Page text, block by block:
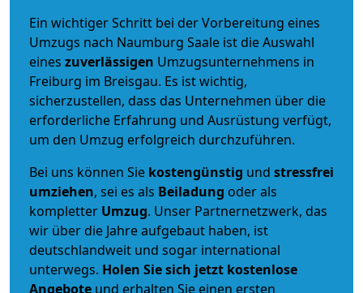
Ein wichtiger Schritt bei der Vorbereitung eines
Umzugs nach Naumburg Saale ist die Auswahl
eines zuverlässigen Umzugsunternehmens in
Freiburg im Breisgau. Es ist wichtig,
sicherzustellen, dass das Unternehmen über die
erforderliche Erfahrung und Ausrüstung verfügt,
um den Umzug erfolgreich durchzuführen.
Bei uns können Sie kostengünstig und stressfrei
umziehen, sei es als Beiladung oder als
kompletter Umzug. Unser Partnernetzwerk, das
wir über die Jahre aufgebaut haben, ist
deutschlandweit und sogar international
unterwegs. Holen Sie sich jetzt kostenlose
Angebote und erhalten Sie einen ersten